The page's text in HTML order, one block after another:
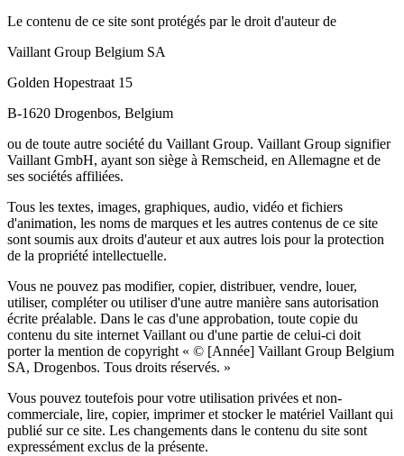
Le contenu de ce site sont protégés par le droit d'auteur de
Vaillant Group Belgium SA
Golden Hopestraat 15
B-1620 Drogenbos, Belgium
ou de toute autre société du Vaillant Group. Vaillant Group signifier
Vaillant GmbH, ayant son siège à Remscheid, en Allemagne et de
ses sociétés affiliées.
Tous les textes, images, graphiques, audio, vidéo et fichiers
d'animation, les noms de marques et les autres contenus de ce site
sont soumis aux droits d'auteur et aux autres lois pour la protection
de la propriété intellectuelle.
Vous ne pouvez pas modifier, copier, distribuer, vendre, louer,
utiliser, compléter ou utiliser d'une autre manière sans autorisation
écrite préalable. Dans le cas d'une approbation, toute copie du
contenu du site internet Vaillant ou d'une partie de celui-ci doit
porter la mention de copyright « © [Année] Vaillant Group Belgium
SA, Drogenbos. Tous droits réservés. »
Vous pouvez toutefois pour votre utilisation privées et non-
commerciale, lire, copier, imprimer et stocker le matériel Vaillant qui
publié sur ce site. Les changements dans le contenu du site sont
expressément exclus de la présente.